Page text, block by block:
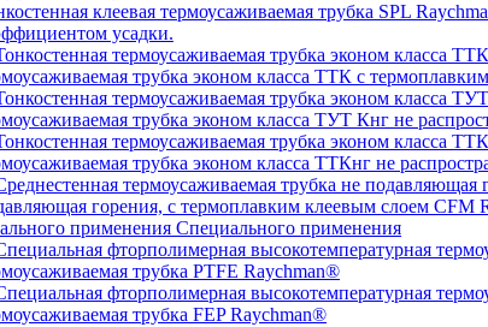
клеевая термоусаживаемая трубка SPL
усадки.
трубка эконом класса ТТК с
трубка эконом класса ТУТ Кнг не
трубка эконом класса ТТКнг не
горения, с термоплавким клеевым слоем CFM
Специального применения
трубка PTFE Raychman®
трубка FEP Raychman®